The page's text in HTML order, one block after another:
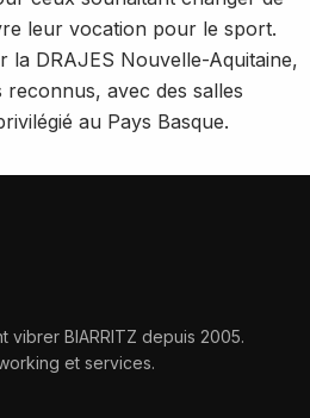
leur vocation pour le sport.
la DRAJES Nouvelle-Aquitaine,
avec des salles
au Pays Basque.
vibrer BIARRITZ depuis 2005.
et services.